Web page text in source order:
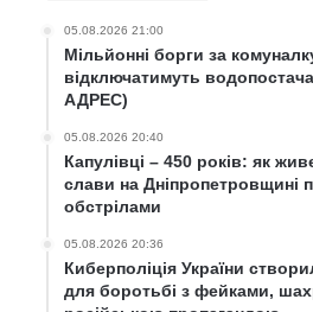
05.08.2026 21:00
Мільйонні борги за
відключатимуть
АДРЕС)
05.08.2026 20:40
Капулівці – 450 років: як
слави на Дніпропетровщині
обстрілами
05.08.2026 20:36
Киберполіція України
для боротьбі з фейками,